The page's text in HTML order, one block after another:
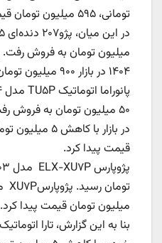
تومانی، ۵۹۵ میلیون تومان قیمت خورد.
قیمت پیدا کرد.
میلیون تومان قیمت پیدا کرد.